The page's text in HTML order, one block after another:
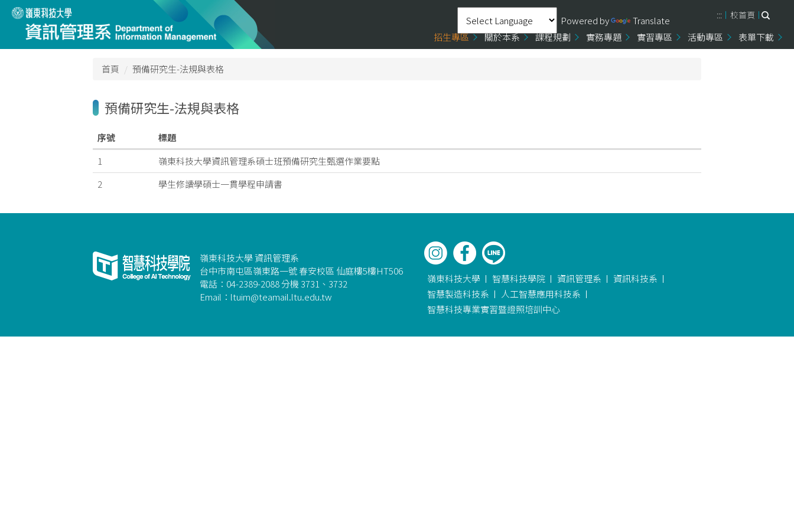
跳
到
要
Powered by Translate ::: 校首頁
招生專區 關於本系 課程規劃 實務專題 實習專區 活動專區 表單下載
首頁 預備研究生-法規與表格
預備研究生-法規與表格
序號
標題
1
嶺東科技大學資訊管理系碩士班預備研究生甄選作業要點
2
學生修讀學碩士一貫學程申請書
嶺東科技大學 資訊管理系
台中市南屯區嶺東路一號 春安校區 仙庭樓5樓HT506
電話：04-2389-2088 分機 3731、3732
Email：ltuim@teamail.ltu.edu.tw
嶺東科技大學 智慧科技學院 資訊管理系
資訊科技系
智慧製造科技系
人工智慧應用科技系
智慧科技專業實習暨證照培訓中心